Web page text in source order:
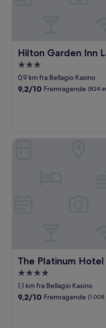
Hilton Garden Inn
Hilton Garden Inn Las
3.0-
stjernet
overnatningssted
0,9 km fra Bellagio Kasino
9.2
anmeldelser)
9,2/10 Fremragende (824
The Platinum Hotel
The Platinum Hotel
4.0-
stjernet
overnatningssted
1,1 km fra Bellagio Kasino
9.2
9,2/10 Fremragende